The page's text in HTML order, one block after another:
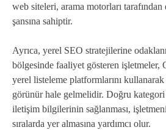
web siteleri, arama motorları tarafından
şansına sahiptir.
Ayrıca, yerel SEO stratejilerine
bölgesinde faaliyet gösteren
yerel listeleme platformlarını
görünür hale gelmelidir. Doğru
iletişim bilgilerinin sağlanması,
sıralarda yer almasına yardımcı olur.